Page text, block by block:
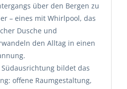
über den Bergen zu
– eines mit Whirlpool, das
Dusche und
den Alltag in einen
bildet das
offene Raumgestaltung,